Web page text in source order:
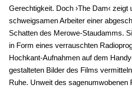
Gerechtigkeit. Doch ›The Dam‹ zeigt
schweigsamen Arbeiter einer
Schatten des Merowe-Staudamms.
in Form eines verrauschten
Hochkant-Aufnahmen auf dem
gestalteten Bilder des Films
Ruhe. Unweit des sagenumwobenen